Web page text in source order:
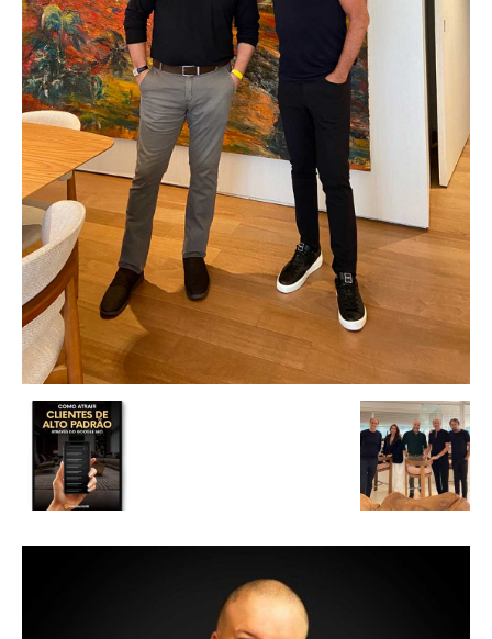
de
Padrão,
Premium